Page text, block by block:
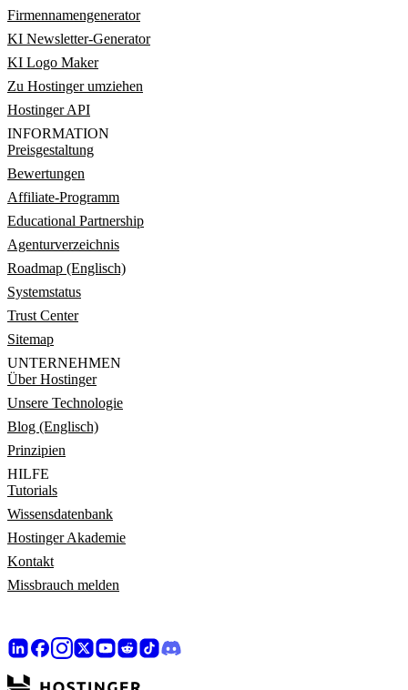
Firmennamengenerator
KI Newsletter-Generator
KI Logo Maker
Zu Hostinger umziehen
Hostinger API
INFORMATION
Preisgestaltung
Bewertungen
Affiliate-Programm
Educational Partnership
Agenturverzeichnis
Roadmap (Englisch)
Systemstatus
Trust Center
Sitemap
UNTERNEHMEN
Über Hostinger
Unsere Technologie
Blog (Englisch)
Prinzipien
HILFE
Tutorials
Wissensdatenbank
Hostinger Akademie
Kontakt
Missbrauch melden